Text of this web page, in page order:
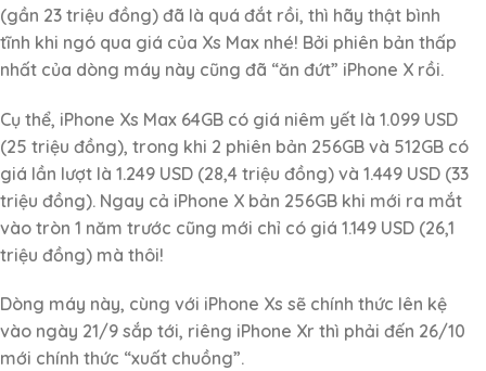
(gần 23 triệu đồng) đã là quá đắt rồi, thì hãy thật bình
tĩnh khi ngó qua giá của Xs Max nhé! Bởi phiên bản thấp
nhất của dòng máy này cũng đã “ăn đứt” iPhone X rồi.
Cụ thể, iPhone Xs Max 64GB có giá niêm yết là 1.099 USD
(25 triệu đồng), trong khi 2 phiên bản 256GB và 512GB có
giá lần lượt là 1.249 USD (28,4 triệu đồng) và 1.449 USD (33
triệu đồng). Ngay cả iPhone X bản 256GB khi mới ra mắt
vào tròn 1 năm trước cũng mới chỉ có giá 1.149 USD (26,1
triệu đồng) mà thôi!
Dòng máy này, cùng với iPhone Xs sẽ chính thức lên kệ
vào ngày 21/9 sắp tới, riêng iPhone Xr thì phải đến 26/10
mới chính thức “xuất chuồng”.